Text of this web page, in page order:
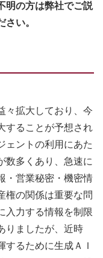
明の方は弊社でご説
い。
々拡大しており、今
することが予想され
ェントの利用にあた
数多くあり、急速に
・営業秘密・機密情
権の関係は重要な問
入力する情報を制限
りましたが、近時
るために生成ＡＩ